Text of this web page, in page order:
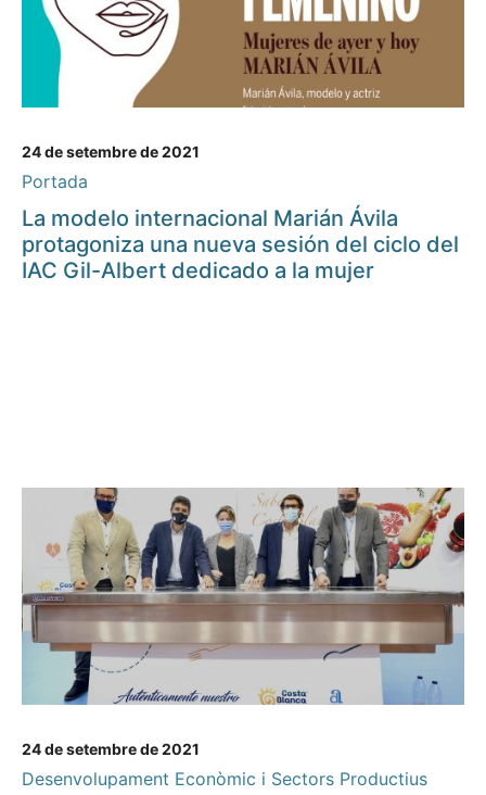
24 de setembre de 2021
Portada
La modelo internacional Marián Ávila
protagoniza una nueva sesión del ciclo del
IAC Gil-Albert dedicado a la mujer
24 de setembre de 2021
Desenvolupament Econòmic i Sectors Productius